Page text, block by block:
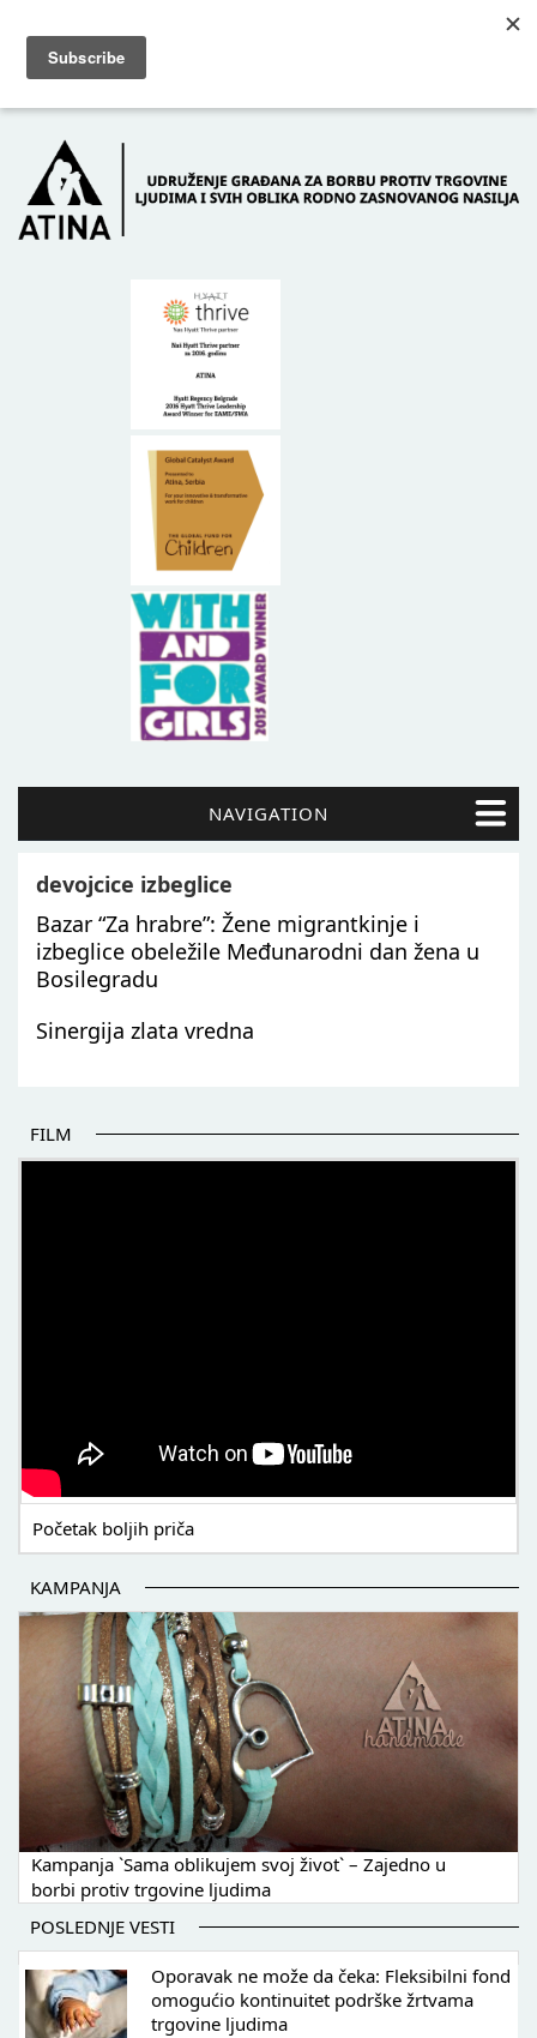
POČETNA O NAMA
NAVIGATION
devojcice izbeglice
Bazar “Za hrabre”: Žene migrantkinje i
izbeglice obeležile Međunarodni dan žena u
Bosilegradu
Sinergija zlata vredna
FILM
Početak boljih priča
KAMPANJA
Kampanja `Sama oblikujem svoj život` – Zajedno u
borbi protiv trgovine ljudima
POSLEDNJE VESTI
Oporavak ne može da čeka: Fleksibilni fond
omogućio kontinuitet podrške žrtvama
trgovine ljudima